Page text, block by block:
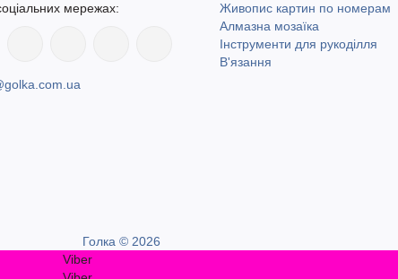
мережах:
Живопис картин по номерам
Алмазна мозаїка
Інструменти для рукоділля
В'язання
Голка © 2026
Viber